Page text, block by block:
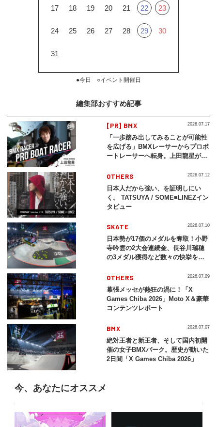
17 18 19 20 21 22 23
24 25 26 27 28 29 30
31
●今日 ○イベント開催日
編集部おすすめ記事
[PR] BMX
「一歩踏み出してみることが可能性
を広げる」BMXレーサーからプロボ
ートレーサーへ転身。上田龍星が体
2026.07.17
OTHERS
日本人だから強い、を証明しにい
く。 TATSUYA / SOME≡LINEZイン
タビュー
2026.07.12
SKATE
日本勢が17個のメダルを奪取！小野
寺吟雲の2大会連続金、長谷川瑞穂
の3メダル獲得など数々の快挙をプ
2026」
2026.07.10
OTHERS
幕張メッセが熱狂の渦に！「X
Games Chiba 2026」Moto X＆豪華
コンテンツレポート
2026.07.09
BMX
絶対王者と新王者、そして国内初開
催の女子BMXパーク。歴史が動いた
2日間「X Games Chiba 2026」
2026.07.07
今、あなたにオススメ